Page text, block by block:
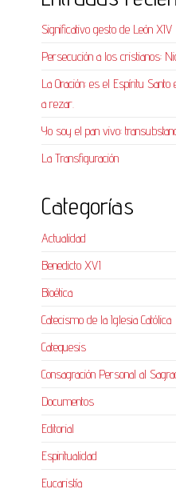
Significativo gesto de León XIV
Persecución a los cristianos:
La Oración: es el Espíritu Santo
a rezar.
Yo soy el pan vivo:
La Transfiguración
Categorías
Actualidad
Benedicto XVI
Bioética
Catecismo de la Iglesia Católica
Catequesis
Consagración Personal al
Documentos
Editorial
Espiritualidad
Eucaristía